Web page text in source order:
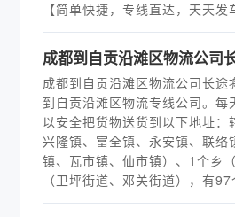
【简单快捷，专线直达，天天发
成都到自贡沿滩区物流公司
成都到自贡沿滩区物流公司长途
到自贡沿滩区物流专线公司。每
以安全把货物送货到以下地址：
兴隆镇、富全镇、永安镇、联络
镇、瓦市镇、仙市镇）、1个乡
（卫坪街道、邓关街道），有